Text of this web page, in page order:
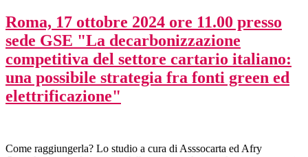
Roma, 17 ottobre 2024 ore 11.00 presso
sede GSE "La decarbonizzazione
competitiva del settore cartario italiano:
una possibile strategia fra fonti green ed
elettrificazione"
Come raggiungerla? Lo studio a cura di Asssocarta ed Afry